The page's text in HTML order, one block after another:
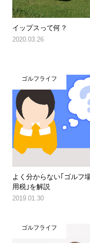
イップスって何？
2020.03.26
ゴルフライフ
よく分からない｢ゴルフ
用税｣を解説
2019.01.30
ゴルフライフ